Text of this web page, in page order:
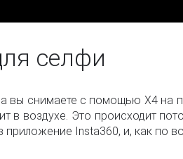
селфи
снимаете с помощью X4 на
в воздухе. Это происходит
Insta360, и, как по